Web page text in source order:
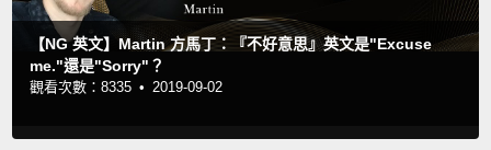
【NG 英文】Martin 方馬丁：『不好意思』英文是"Excuse
me."還是"Sorry"？
觀看次數：8335 • 2019-09-02